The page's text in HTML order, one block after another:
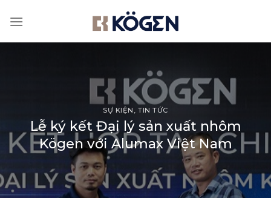
SỰ KIỆN ,TIN TỨC
Lễ ký kết Đại lý sản xuất nhôm
Kögen với Alumax Việt Nam